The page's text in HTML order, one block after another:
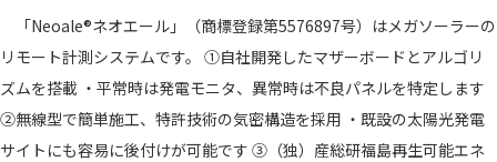
「Neoale®ネオエール」（商標登録第5576897号）はメガソーラーの
リモート計測システムです。 ①自社開発したマザーボードとアルゴリ
ズムを搭載 ・平常時は発電モニタ、異常時は不良パネルを特定します
②無線型で簡単施工、特許技術の気密構造を採用 ・既設の太陽光発電
サイトにも容易に後付けが可能です ③（独）産総研福島再生可能エネ